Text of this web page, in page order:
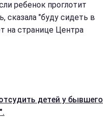
ребенок проглотит
сказала "буду сидеть в
на странице Центра
детей у бывшего